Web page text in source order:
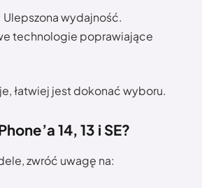
Ulepszona wydajność.
technologie poprawiające
łatwiej jest dokonać wyboru.
14, 13 i SE?
zwróć uwagę na: